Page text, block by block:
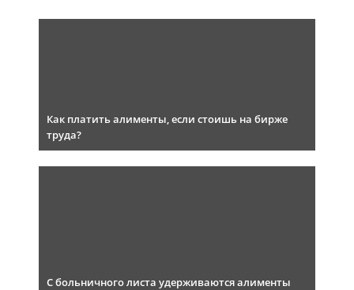
Как платить алименты, если стоишь на бирже
труда?
С больничного листа удерживаются алименты